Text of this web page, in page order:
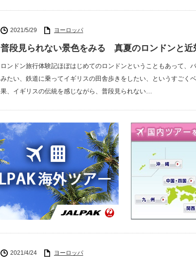
2021/5/29 ヨーロッパ
普段見られない景色をみる 真夏のロンドンと近
ロンドン旅行体験記ほぼはじめてのロンドンということもあって、
みたい、鉄道に乗ってイギリスの田舎歩きをしたい、というすごく
果、イギリスの伝統を感じながら、普段見られない…
2021/4/24 ヨーロッパ